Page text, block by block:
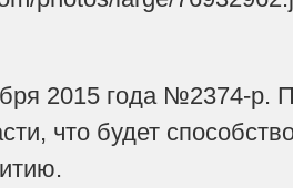
2015 года №2374-р.
что будет